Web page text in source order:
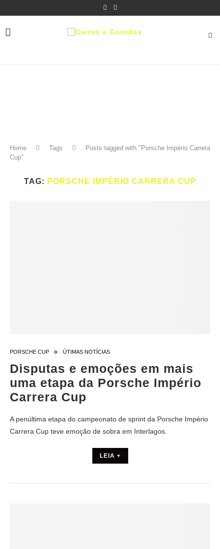
Home Tags
Posts tagged with "Porsche Império Carrera
Cup"
TAG: PORSCHE IMPÉRIO CARRERA CUP
PORSCHE CUP ÚTIMAS NOTÍCIAS
Disputas e emoções em mais
uma etapa da Porsche Império
Carrera Cup
A penúltima etapa do campeonato de sprint da Porsche Império
Carrera Cup teve emoção de sobra em Interlagos.
LEIA +